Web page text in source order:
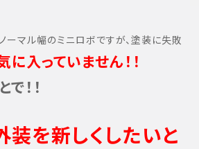
ーマル幅のミニロボですが、塗装に失敗
に入っていません！！
で！！
装を新しくしたいと